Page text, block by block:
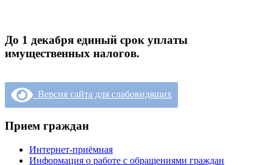
До 1 декабря единый срок уплаты
имущественных налогов.
Версия сайта для слабовидящих
Прием граждан
Интернет-приёмная
Информация о работе с обращениями граждан